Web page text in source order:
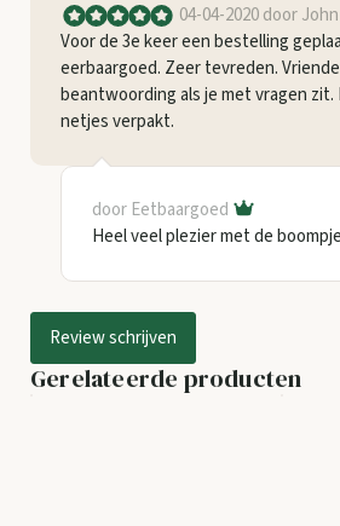
04-04-2020door
Voor de 3e keer een bestelling
eerbaargoed. Zeer tevreden.
beantwoording als je met vragen
netjes verpakt.
door Eetbaargoed
Heel veel plezier met de
Review schrijven
Gerelateerde producten